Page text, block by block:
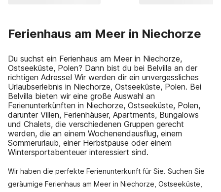
Ferienhaus am Meer in Niechorze
Du suchst ein Ferienhaus am Meer in Niechorze,
Ostseeküste, Polen? Dann bist du bei Belvilla an der
richtigen Adresse! Wir werden dir ein unvergessliches
Urlaubserlebnis in Niechorze, Ostseeküste, Polen. Bei
Belvilla bieten wir eine große Auswahl an
Ferienunterkünften in Niechorze, Ostseeküste, Polen,
darunter Villen, Ferienhäuser, Apartments, Bungalows
und Chalets, die verschiedenen Gruppen gerecht
werden, die an einem Wochenendausflug, einem
Sommerurlaub, einer Herbstpause oder einem
Wintersportabenteuer interessiert sind.
Wir haben die perfekte Ferienunterkunft für Sie. Suchen Sie
geräumige Ferienhaus am Meer in Niechorze, Ostseeküste,